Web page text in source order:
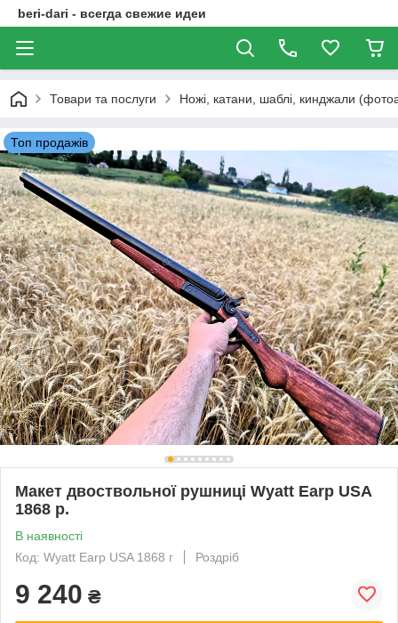
beri-dari - всегда свежие идеи
Товари та послуги Ножі, катани, шаблі, кинджали
Топ продажів
Макет двоствольної рушниці Wyatt Earp USA
1868 р.
В наявності
Код: Wyatt Earp USA 1868 г
Роздріб
9 240 ₴